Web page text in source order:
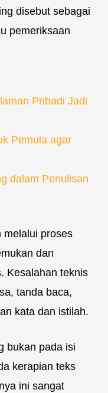
disebut sebagai
pemeriksaan
Pribadi Jadi
Pemula agar
dalam Penulisan
melalui proses
dan
Kesalahan teknis
tanda baca,
kata dan istilah.
bukan pada isi
kerapian teks
ini sangat